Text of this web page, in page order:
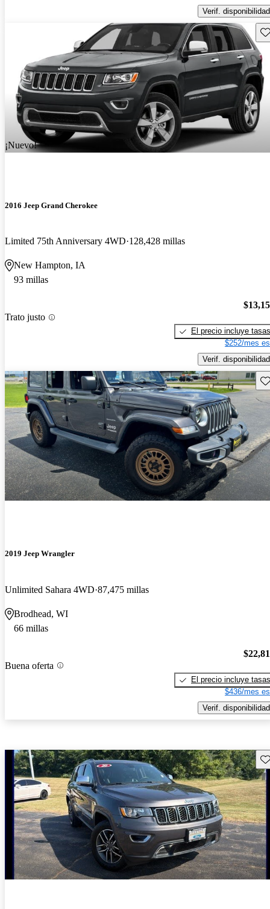
Verif. disponibilidad
¡Nuevo!
2016 Jeep Grand Cherokee
Limited 75th Anniversary 4WD 128,428 millas
New Hampton, IA
93 millas
Trato justo
El precio incluye tasas
$252/mes
Verif. disponibilidad
2019 Jeep Wrangler
Unlimited Sahara 4WD 87,475 millas
Brodhead, WI
66 millas
Buena oferta
El precio incluye tasas
$436/mes
Verif. disponibilidad